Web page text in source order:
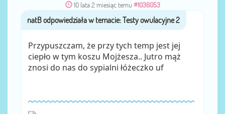
10 lata 2 miesiąc temu #1036053
przeznatB
Przypuszczam, że przy tych temp jest jej
ciepło w tym koszu Mojżesza.. Jutro mąż
znosi do nas do sypialni łóżeczko uf